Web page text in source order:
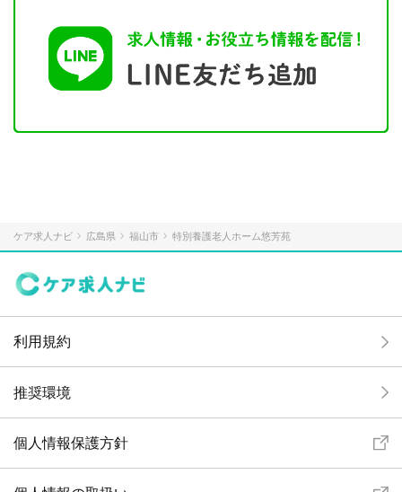
ケア求人ナビ 広島県 福山市 特別養護老人ホーム悠芳苑
利用規約
推奨環境
個人情報保護方針